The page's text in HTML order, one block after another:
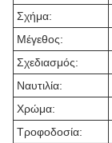
Σχήμα:
Μέγεθος:
Σχεδιασμός:
Ναυτιλία:
Χρώμα:
Τροφοδοσία: